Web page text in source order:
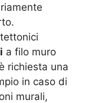
a filo muro
richiesta una
in caso di
murali,